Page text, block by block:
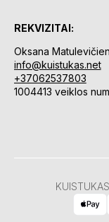
REKVIZITAI:
Oksana
info@kuistukas.net
+37062537803
1004413 veiklos